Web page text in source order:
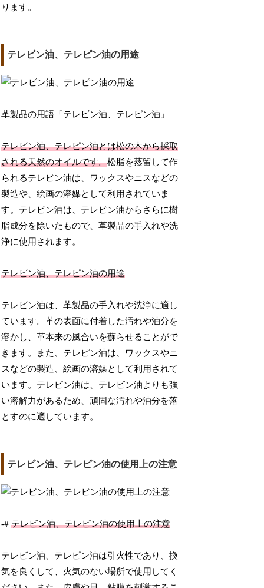
ります。
テレビン油、テレピン油の用途
革製品の用語「テレビン油、テレピン油」
テレビン油、テレピン油とは松の木から採取
される天然のオイルです。松脂を蒸留して作
られるテレピン油は、ワックスやニスなどの
製造や、絵画の溶媒として利用されていま
す。テレビン油は、テレピン油からさらに樹
脂成分を除いたもので、革製品の手入れや洗
浄に使用されます。
テレビン油、テレピン油の用途
テレビン油は、革製品の手入れや洗浄に適し
ています。革の表面に付着した汚れや油分を
溶かし、革本来の風合いを蘇らせることがで
きます。また、テレピン油は、ワックスやニ
スなどの製造、絵画の溶媒として利用されて
います。テレピン油は、テレビン油よりも強
い溶解力があるため、頑固な汚れや油分を落
とすのに適しています。
テレビン油、テレピン油の使用上の注意
-#テレビン油、テレピン油の使用上の注意
テレビン油、テレピン油は引火性であり、換
気を良くして、火気のない場所で使用してく